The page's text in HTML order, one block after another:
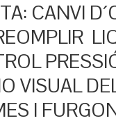
CANVI
VISUAL
I